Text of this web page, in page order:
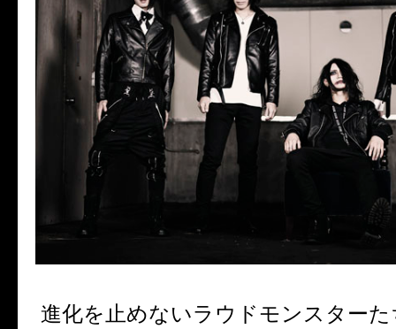
進化を止めないラウドモンスターた